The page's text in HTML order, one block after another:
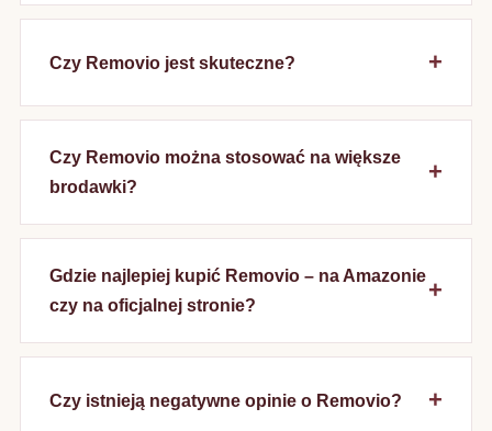
Czy Removio jest skuteczne?
Czy Removio można stosować na większe
brodawki?
Gdzie najlepiej kupić Removio – na Amazonie
czy na oficjalnej stronie?
Czy istnieją negatywne opinie o Removio?